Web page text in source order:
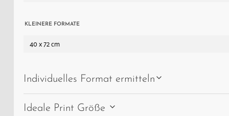
KLEINERE FORMATE
40 x 72 cm
Individuelles Format ermitteln
Ideale Print Größe